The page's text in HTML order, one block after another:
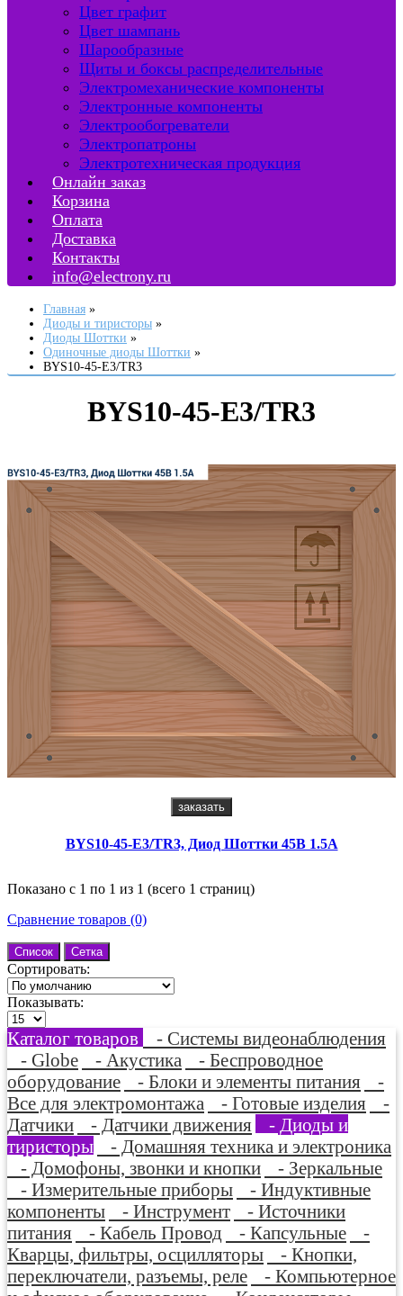
Цвет графит
Цвет шампань
Шарообразные
Щиты и боксы распределительные
Электромеханические компоненты
Электронные компоненты
Электрообогреватели
Электропатроны
Электротехническая продукция
Онлайн заказ
Корзина
Оплата
Доставка
Контакты
info@electrony.ru
Главная
Диоды и тиристоры
Диоды Шоттки
Одиночные диоды Шоттки
BYS10-45-E3/TR3
BYS10-45-E3/TR3
заказать
BYS10-45-E3/TR3, Диод Шоттки 45В 1.5А
Показано с 1 по 1 из 1 (всего 1 страниц)
Сравнение товаров (0)
Список Сетка
Сортировать:
Показывать:
Каталог товаров
- Системы видеонаблюдения
- Globe
- Акустика
- Беспроводное
оборудование
- Блоки и элементы питания
-
Все для электромонтажа
- Готовые изделия
-
Датчики
- Датчики движения
- Диоды и
тиристоры
- Домашняя техника и электроника
- Домофоны, звонки и кнопки
- Зеркальные
- Измерительные приборы
- Индуктивные
компоненты
- Инструмент
- Источники
питания
- Кабель Провод - Капсульные
-
Кварцы, фильтры, осцилляторы
- Кнопки,
переключатели, разъемы, реле
- Компьютерное